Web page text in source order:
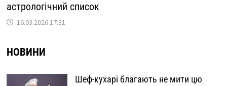
астрологічний список
16.03.2026 17:31
НОВИНИ
Шеф-кухарі благають не мити цю